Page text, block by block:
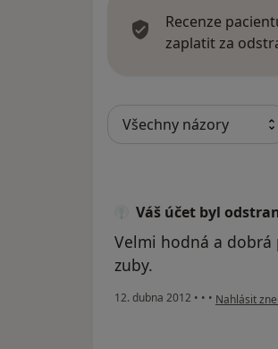
Recenze
zaplatit za
Váš účet byl
Velmi hodná a dobrá
zuby.
12. dubna 2012 • • • podle
Nahlásit